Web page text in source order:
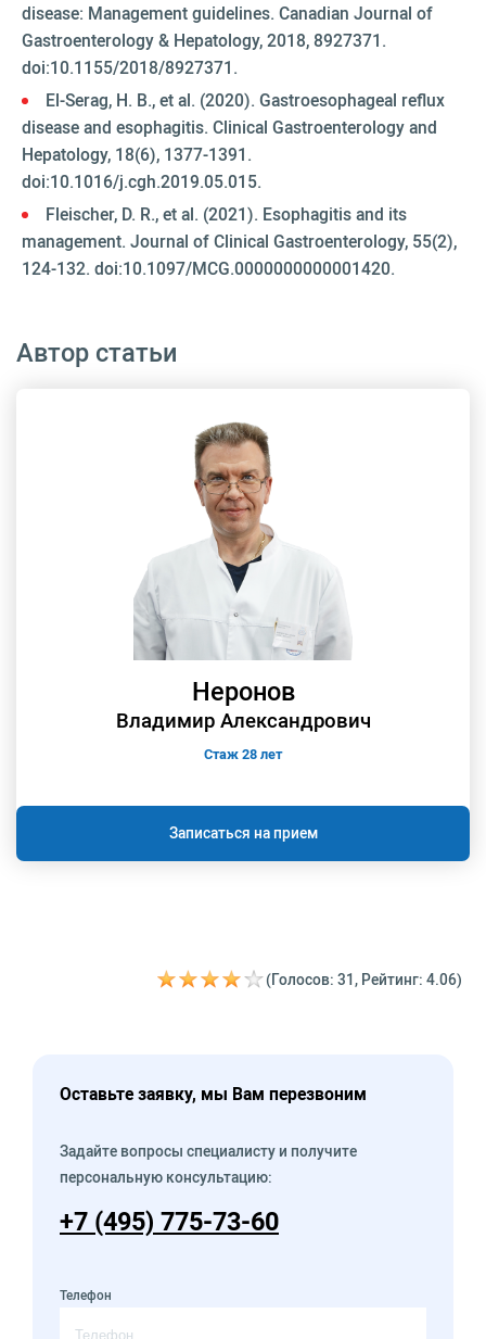
disease: Management guidelines. Canadian Journal of
Gastroenterology & Hepatology, 2018, 8927371.
doi:10.1155/2018/8927371.
El-Serag, H. B., et al. (2020). Gastroesophageal reflux
disease and esophagitis. Clinical Gastroenterology and
Hepatology, 18(6), 1377-1391.
doi:10.1016/j.cgh.2019.05.015.
Fleischer, D. R., et al. (2021). Esophagitis and its
management. Journal of Clinical Gastroenterology, 55(2),
124-132. doi:10.1097/MCG.0000000000001420.
Автор статьи
Неронов
Владимир Александрович
Стаж 28 лет
Записаться на прием
(Голосов: 31, Рейтинг: 4.06)
Оставьте заявку, мы Вам перезвоним
Задайте вопросы специалисту и получите
персональную консультацию:
+7 (495) 775-73-60
Телефон